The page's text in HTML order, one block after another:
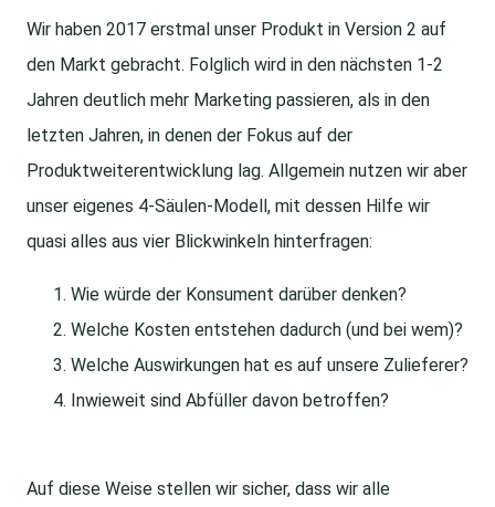
Wir haben 2017 erstmal unser Produkt in Version 2 auf
den Markt gebracht. Folglich wird in den nächsten 1-2
Jahren deutlich mehr Marketing passieren, als in den
letzten Jahren, in denen der Fokus auf der
Produktweiterentwicklung lag. Allgemein nutzen wir aber
unser eigenes 4-Säulen-Modell, mit dessen Hilfe wir
quasi alles aus vier Blickwinkeln hinterfragen:
Wie würde der Konsument darüber denken?
Welche Kosten entstehen dadurch (und bei wem)?
Welche Auswirkungen hat es auf unsere Zulieferer?
Inwieweit sind Abfüller davon betroffen?
Auf diese Weise stellen wir sicher, dass wir alle